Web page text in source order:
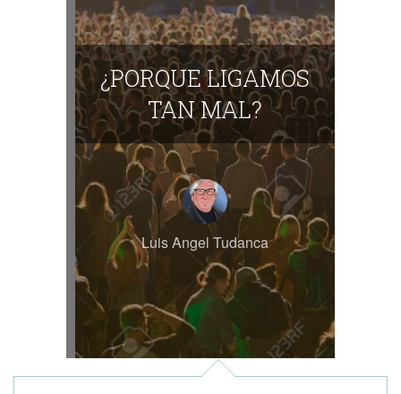
¿PORQUE LIGAMOS
TAN MAL?
Luis Angel Tudanca